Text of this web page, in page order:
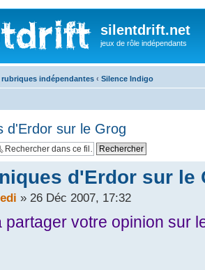
silentdrift.net
jeux de rôle indépendants
rubriques indépendantes ‹ Silence Indigo
d'Erdor sur le Grog
d'Erdor sur le
» 26 Déc 2007, 17:32
partager votre opinion sur